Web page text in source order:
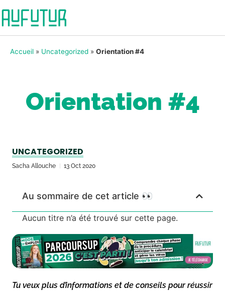
Accueil » Uncategorized » Orientation #4
Orientation #4
UNCATEGORIZED
Sacha Allouche 13 Oct 2020
Au sommaire de cet article 👀
Aucun titre n’a été trouvé sur cette page.
Tu veux plus d’informations et de conseils pour réussir